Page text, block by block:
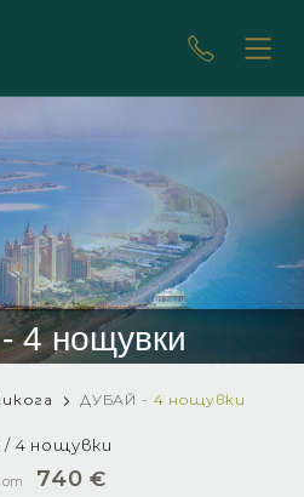
4 нощувки
ДУБАЙ - 4 нощувки
/ 4 нощувки
от 740 €